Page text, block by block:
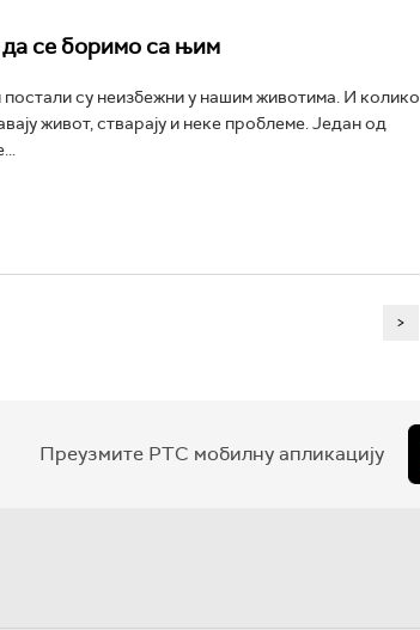
да се боримо са њим
су неизбежни у нашим животима. И колико
живот, стварају и неке проблеме. Један од
>
Преузмите РТС мобилну апликацију